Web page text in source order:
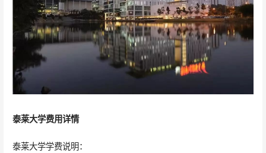
泰莱大学费用详情
泰莱大学学费说明：